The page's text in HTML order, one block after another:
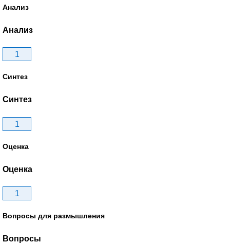
Анализ
Анализ
1
Синтез
Синтез
1
Оценка
Оценка
1
Вопросы для размышления
Вопросы